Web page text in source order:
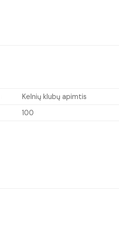
Kelnių klubų apimtis
100